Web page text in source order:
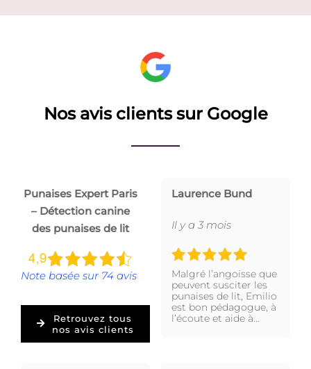
Nos avis clients sur Google
Punaises Expert Paris
– Détection canine
des punaises de lit
Note basée sur 74 avis
Retrouvez tous
nos avis clients
Laurence Bund
Il y a 3 mois
Malgré l’angoisse que
peuvent susciter les
punaises de lit, Emilio
est bon pédagogue, à
l’écoute et aide à…